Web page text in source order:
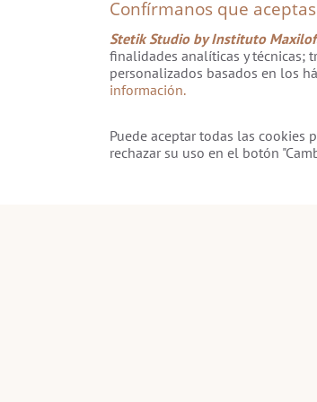
Confírmanos que
Stetik Studio by Instituto
finalidades analíticas y técnicas;
personalizados basados en los
información.
Puede aceptar todas las cookies
rechazar su uso en el botón